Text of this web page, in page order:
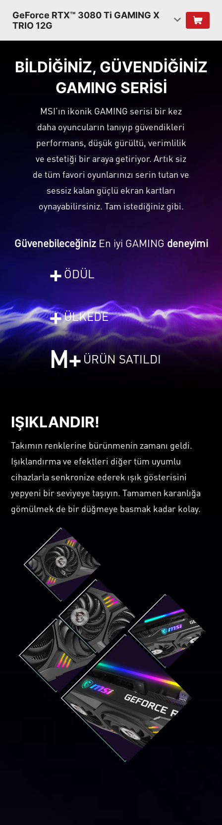
GeForce RTX™ 3080 Ti GAMING X
TRIO 12G
BILDIĞINIZ, GÜVENDIĞINIZ
GAMING SERİSİ
MSI’ın ikonik GAMING serisi bir kez
daha oyuncuların tanıyıp güvendikleri
performans, düşük gürültü, verimlilik
ve estetiği bir araya getiriyor. Artık siz
de tüm favori oyunlarınızı serin tutan ve
sessiz kalan güçlü ekran kartları
oynayabilirsiniz. Tam istediğiniz gibi.
Güvenebileceğiniz En iyi GAMING deneyimi
+ÖDÜL
+ÜLKEDE
M+ÜRÜN SATILDI
IŞIKLANDIR!
Takımın renklerine bürünmenin zamanı geldi.
Işıklandırma ve efektleri diğer tüm uyumlu
cihazlarla senkronize ederek ışık gösterisini
yepyeni bir seviyeye taşıyın. Tamamen karanlığa
gömülmek de bir düğmeye basmak kadar kolay.